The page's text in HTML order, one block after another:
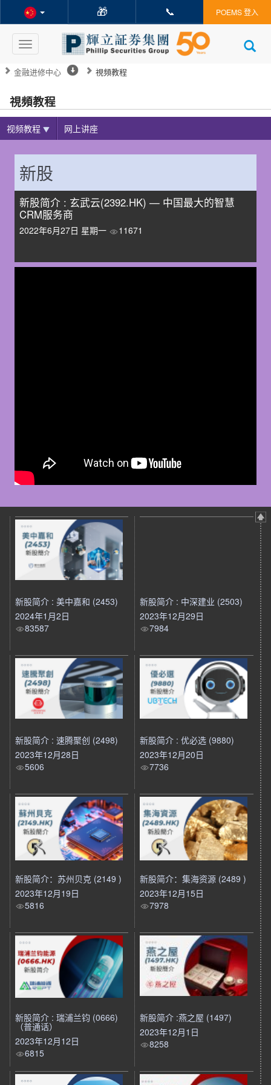
🎁 📞 POEMS 登入
Toggle
navigation
金融进修中心 視頻教程
視頻教程
视频教程 网上讲座
新股
新股简介 : 玄武云(2392.HK) — 中国最大的智慧
CRM服务商
2022年6月27日 星期一 11671
新股简介 : 美中嘉和 (2453)
2024年1月2日
83587
新股简介 : 中深建业 (2503)
2023年12月29日
7984
新股简介 : 速腾聚创 (2498)
2023年12月28日
5606
新股简介 : 优必选 (9880)
2023年12月20日
7736
新股简介：苏州贝克 (2149 )
2023年12月19日
5816
新股简介：集海资源 (2489 )
2023年12月15日
7978
新股简介 : 瑞浦兰钧 (0666)
（普通话）
2023年12月12日
6815
新股简介 :燕之屋 (1497)
2023年12月1日
8258